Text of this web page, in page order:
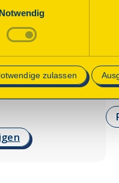
bestätigen,
Notwendig
zulassen